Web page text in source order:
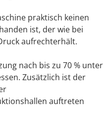
praktisch keinen
ist, der wie bei
aufrechterhält.
nach bis zu 70 % unter
Zusätzlich ist der
auftreten